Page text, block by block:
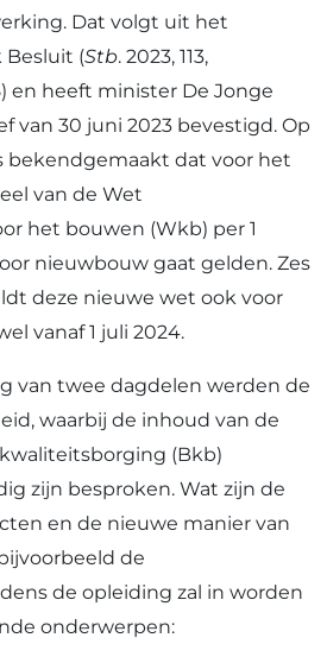
Dat volgt uit het
Besluit (Stb. 2023, 113,
en heeft minister De Jonge
van 30 juni 2023 bevestigd. Op
bekendgemaakt dat voor het
van de Wet
het bouwen (Wkb) per 1
nieuwbouw gaat gelden. Zes
deze nieuwe wet ook voor
vanaf 1 juli 2024.
van twee dagdelen werden de
waarbij de inhoud van de
(Bkb)
zijn besproken. Wat zijn de
en de nieuwe manier van
de
de opleiding zal in worden
onderwerpen: